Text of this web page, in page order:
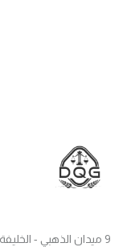
9 ميدان الذهبي - الخليفة المأمون - مصر الجديدة.